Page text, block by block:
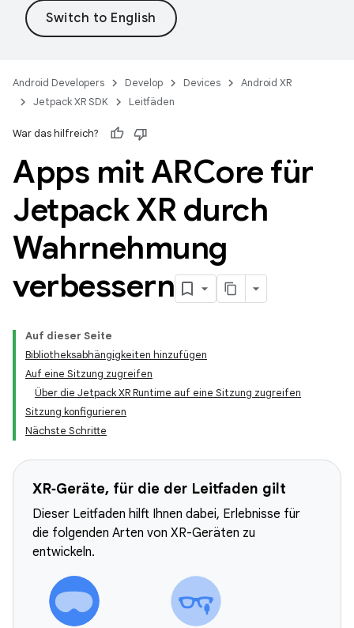
Android Developers Develop Devices
Android XR
Jetpack XR SDK
Leitfäden
War das hilfreich?
Apps mit ARCore für
Jetpack XR durch
Wahrnehmung
verbessern
Auf dieser Seite
Bibliotheksabhängigkeiten hinzufügen
Auf eine Sitzung zugreifen
Über die Jetpack XR Runtime auf eine Sitzung zugreifen
Sitzung konfigurieren
Nächste Schritte
XR‑Geräte, für die der Leitfaden gilt
Dieser Leitfaden hilft Ihnen dabei, Erlebnisse für
die folgenden Arten von XR-Geräten zu
entwickeln.